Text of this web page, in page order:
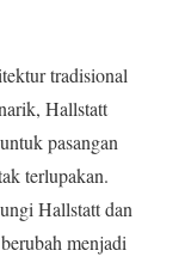
tradisional
Hallstatt
pasangan
terlupakan.
Hallstatt dan
menjadi